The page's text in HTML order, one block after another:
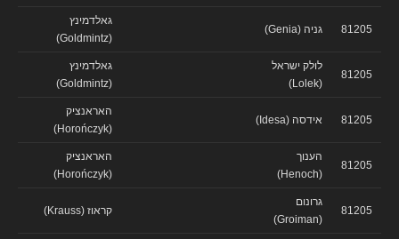
81205 גניה (Genia)
גאלדמינץ
(Goldmintz)
81205
לולק ישראל
(Lolek)
גאלדמינץ
(Goldmintz)
81205 אידסה (Idesa)
האראנציק
(Horończyk)
81205
הענוך
(Henoch)
האראנציק
(Horończyk)
81205
גרונום
(Groiman)
קראוז (Krauss)